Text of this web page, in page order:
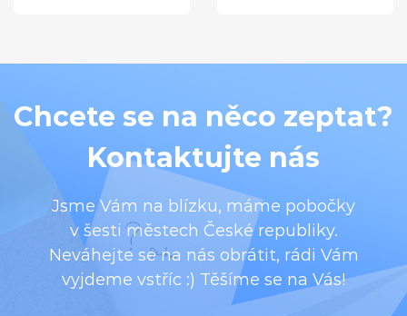
Chcete se na něco zeptat?
Kontaktujte nás
Jsme Vám na blízku, máme pobočky
v šesti městech České republiky.
Neváhejte se na nás obrátit, rádi Vám
vyjdeme vstříc :) Těšíme se na Vás!